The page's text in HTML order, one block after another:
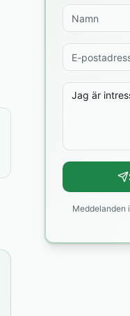
Meddelanden